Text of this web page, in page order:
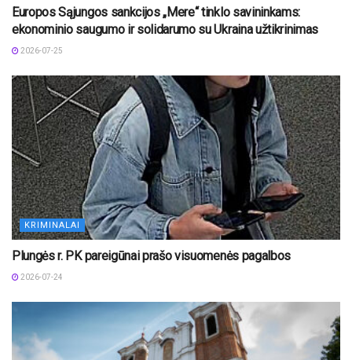
Europos Sąjungos sankcijos „Mere“ tinklo savininkams:
ekonominio saugumo ir solidarumo su Ukraina užtikrinimas
2026-07-25
KRIMINALAI
Plungės r. PK pareigūnai prašo visuomenės pagalbos
2026-07-24